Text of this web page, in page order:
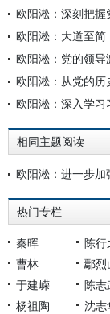
欧阳淞：深刻把
欧阳淞：大道至
欧阳淞：党的领导
欧阳淞：从党的
相同主题阅读
欧阳淞：进一步
热门专栏
秦晖 陈行
曹林
鄢烈
于建嵘
陈志
杨祖陶
沈志